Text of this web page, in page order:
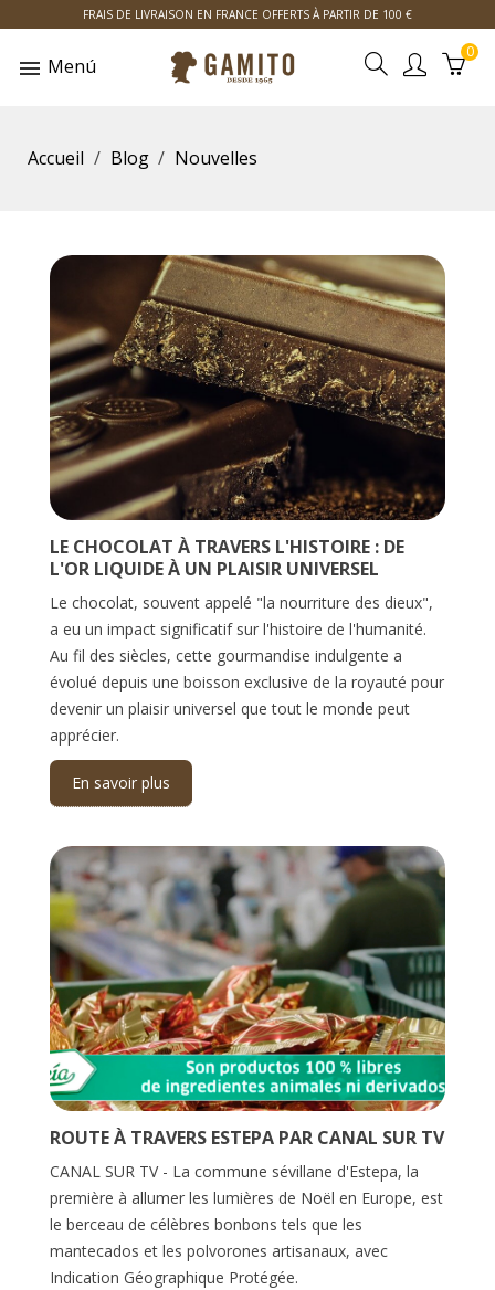
FRAIS DE LIVRAISON EN FRANCE OFFERTS À PARTIR DE 100 €
Menú
0
Accueil Blog Nouvelles
LE CHOCOLAT À TRAVERS L'HISTOIRE : DE
L'OR LIQUIDE À UN PLAISIR UNIVERSEL
Le chocolat, souvent appelé "la nourriture des dieux",
a eu un impact significatif sur l'histoire de l'humanité.
Au fil des siècles, cette gourmandise indulgente a
évolué depuis une boisson exclusive de la royauté pour
devenir un plaisir universel que tout le monde peut
apprécier.
En savoir plus
ROUTE À TRAVERS ESTEPA PAR CANAL SUR TV
CANAL SUR TV - La commune sévillane d'Estepa, la
première à allumer les lumières de Noël en Europe, est
le berceau de célèbres bonbons tels que les
mantecados et les polvorones artisanaux, avec
Indication Géographique Protégée.